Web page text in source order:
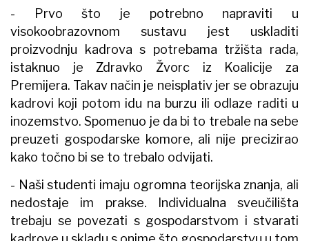
- Prvo što je potrebno napraviti u
visokoobrazovnom sustavu jest uskladiti
proizvodnju kadrova s potrebama tržišta rada,
istaknuo je Zdravko Žvorc iz Koalicije za
Premijera. Takav način je neisplativ jer se obrazuju
kadrovi koji potom idu na burzu ili odlaze raditi u
inozemstvo. Spomenuo je da bi to trebale na sebe
preuzeti gospodarske komore, ali nije precizirao
kako točno bi se to trebalo odvijati.
- Naši studenti imaju ogromna teorijska znanja, ali
nedostaje im prakse. Individualna sveučilišta
trebaju se povezati s gospodarstvom i stvarati